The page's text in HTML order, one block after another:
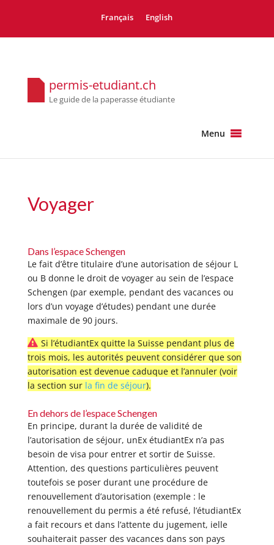
Français English
permis-etudiant.ch
Le guide de la paperasse étudiante
Menu
Voyager
Dans l’espace Schengen
Le fait d’être titulaire d’une autorisation de séjour L
ou B donne le droit de voyager au sein de l’espace
Schengen (par exemple, pendant des vacances ou
lors d’un voyage d’études) pendant une durée
maximale de 90 jours.
Si l’étudiantEx quitte la Suisse pendant plus de
trois mois, les autorités peuvent considérer que son
autorisation est devenue caduque et l’annuler (voir
la section surla fin de séjour).
En dehors de l’espace Schengen
En principe, durant la durée de validité de
l’autorisation de séjour, unEx étudiantEx n’a pas
besoin de visa pour entrer et sortir de Suisse.
Attention, des questions particulières peuvent
toutefois se poser durant une procédure de
renouvellement d’autorisation (exemple : le
renouvellement du permis a été refusé, l’étudiantEx
a fait recours et dans l’attente du jugement, ielle
souhaiterait passer des vacances dans son pays